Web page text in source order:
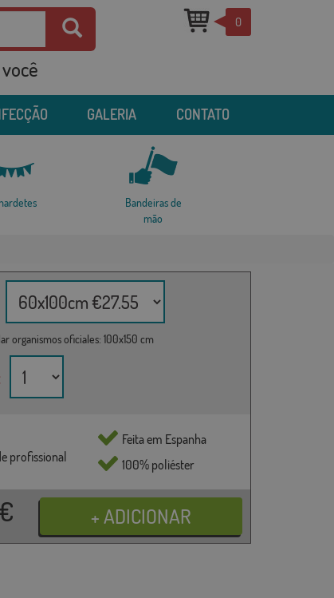
0
GALERIA CONTATO
Bandeiras de
mão
organismos oficiales: 100x150 cm
profissional
Feita em Espanha
100% poliéster
€